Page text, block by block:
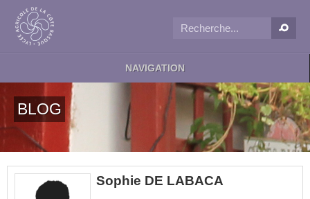
NAVIGATION
BLOG
Sophie DE LABACA